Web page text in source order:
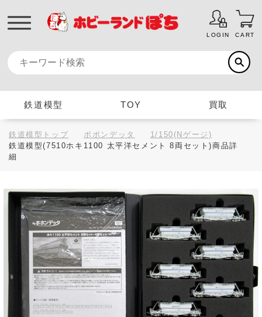
LOGIN CART
鉄道模型 TOY 買取
鉄道模型トップ ポポンデッタ
1/150(Nゲージ)
鉄道模型(7510ホキ1100 太平洋セメント 8両セット)商品詳
細